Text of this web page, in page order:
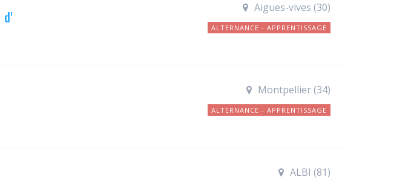
Aigues-vives (30)
ALTERNANCE - APPRENTISSAGE
Montpellier (34)
ALTERNANCE - APPRENTISSAGE
ALBI (81)